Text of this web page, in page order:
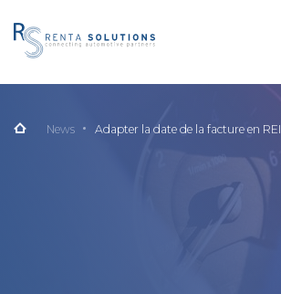
News Adapter la date de la facture en REI